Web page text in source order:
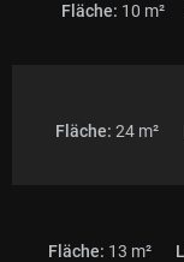
Fläche: 10 m²
Fläche: 24 m²
Fläche: 13 m²